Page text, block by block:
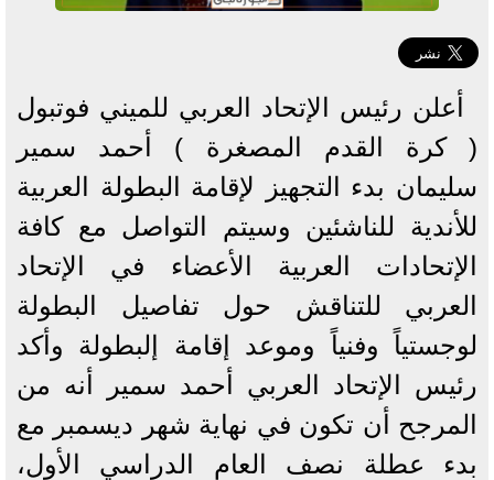
أعلن رئيس الإتحاد العربي للميني فوتبول
( كرة القدم المصغرة ) أحمد سمير
سليمان بدء التجهيز لإقامة البطولة العربية
للأندية للناشئين وسيتم التواصل مع كافة
الإتحادات العربية الأعضاء في الإتحاد
العربي للتناقش حول تفاصيل البطولة
لوجستياً وفنياً وموعد إقامة إلبطولة وأكد
رئيس الإتحاد العربي أحمد سمير أنه من
المرجح أن تكون في نهاية شهر ديسمبر مع
بدء عطلة نصف العام الدراسي الأول،